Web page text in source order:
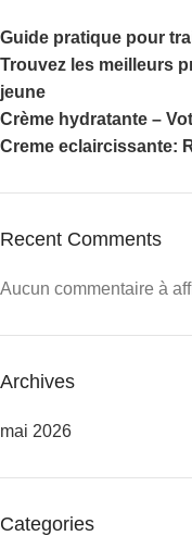
Guide pratique pour
Trouvez les meilleurs
jeune
Crème hydratante –
Creme eclaircissante:
Recent Comments
Aucun commentaire à
Archives
mai 2026
Categories